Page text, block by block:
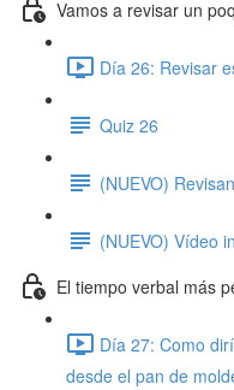
Vamos a revisar un
Día 26: Revisar
Quiz 26
(NUEVO)
(NUEVO) Vídeo
El tiempo verbal más
Día 27: Como
desde el pan de